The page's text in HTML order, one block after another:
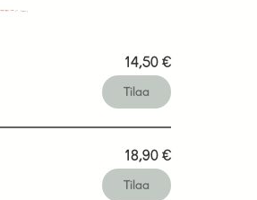
14,50 €
Tilaa
18,90 €
Tilaa